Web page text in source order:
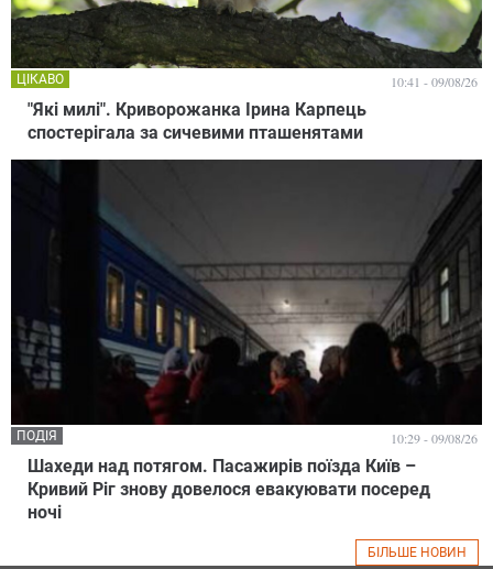
"Які милі". Криворожанка Ірина Карпець
спостерігала за сичевими пташенятами
ЦІКАВО 10:41 - 09/08/26
Шахеди над потягом. Пасажирів поїзда Київ –
Кривий Ріг знову довелося евакуювати посеред
ночі
ПОДІЯ 10:29 - 09/08/26
БІЛЬШЕ НОВИН